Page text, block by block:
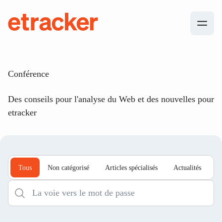
Conférence
Des conseils pour l'analyse du Web et des nouvelles pour
etracker
Tous Non catégorisé Articles spécialisés Actualités